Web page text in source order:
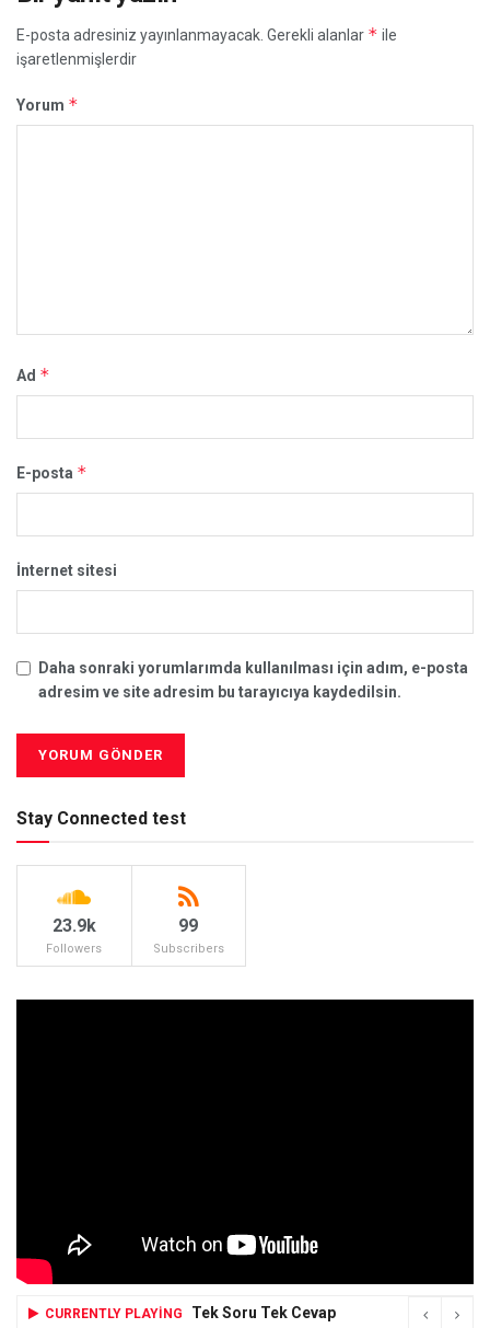
E-posta adresiniz yayınlanmayacak. Gerekli alanlar * ile
işaretlenmişlerdir
Yorum *
Ad *
E-posta *
İnternet sitesi
Daha sonraki yorumlarımda kullanılması için adım, e-posta
adresim ve site adresim bu tarayıcıya kaydedilsin.
Stay Connected test
23.9k
Followers
99
Subscribers
CURRENTLY PLAYING Tek Soru Tek Cevap